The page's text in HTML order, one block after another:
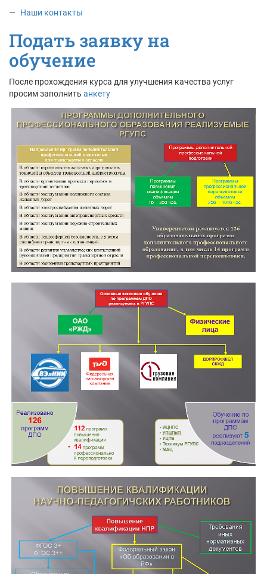
Наши контакты
Подать заявку на
обучение
После прохождения курса для улучшения качества услуг
просим заполнить анкету